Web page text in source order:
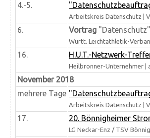
4.-5.
Arbeitskreis Datenschutz |
6. Vortrag
Württ. Leichtathletik-
16. H.U.T.-Netzwerk-
Heilbronner-Unternehmer |
November 2018
mehrere Tage
Arbeitskreis Datenschutz |
17. 20. Bönnigheimer
LG Neckar-Enz / TSV